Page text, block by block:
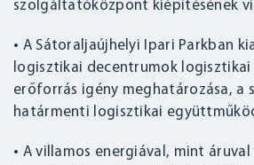
szolgáltatóközpont kiépítésének
• A Sátoraljaújhelyi Ipari Parkban
logisztikai decentrumok logisztikai
erőforrás igény meghatározása, a
határmenti logisztikai
• A villamos energiával, mint